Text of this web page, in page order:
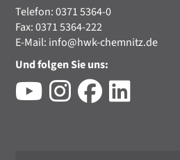
Telefon: 0371 5364-0
Fax: 0371 5364-222
E-Mail: info@hwk-chemnitz.de
Und folgen Sie uns: